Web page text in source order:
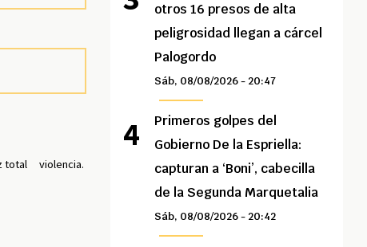
total violencia.
otros 16 presos de alta
peligrosidad llegan a cárcel
Palogordo
Sáb, 08/08/2026 - 20:47
Primeros golpes del
Gobierno De la Espriella:
capturan a ‘Boni’, cabecilla
de la Segunda Marquetalia
Sáb, 08/08/2026 - 20:42